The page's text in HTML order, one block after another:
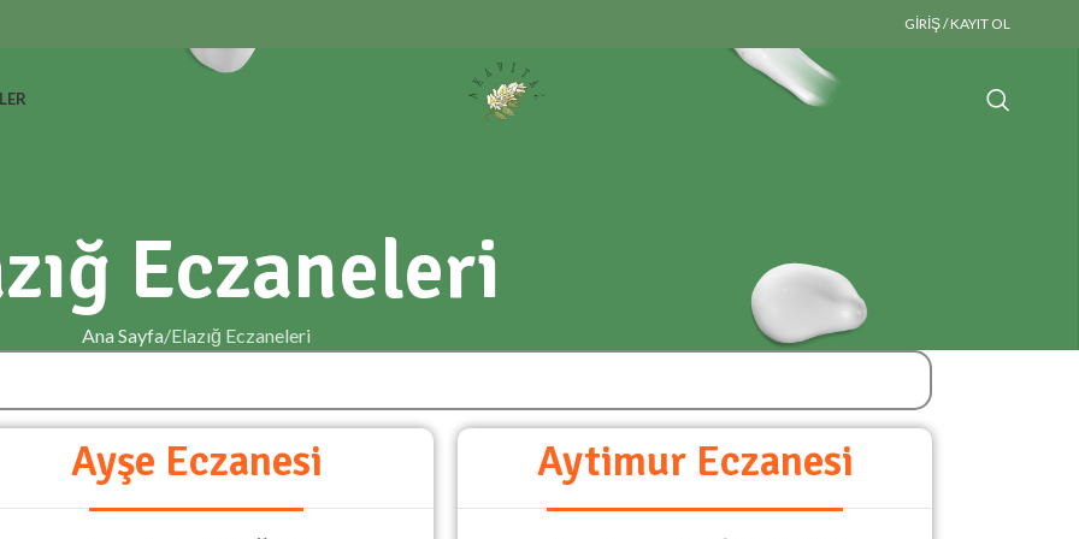
GIRIŞ / KAYIT OL
Eczaneleri
Ana Sayfa Elazığ Eczaneleri
Ayşe Eczanesi Aytimur Eczanesi